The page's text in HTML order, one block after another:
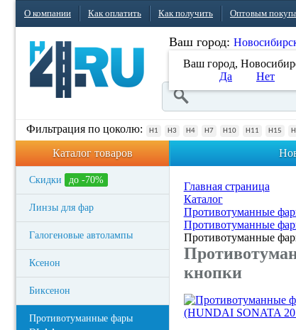
О компании Как оплатить Как получить Оптовым
Ваш город:
Ваш город,
Да
Нет
Фильтрация по цоколю: H1 H3 H4 H7 H10 H11 H15
Каталог товаров
Скидки до -70%
Линзы для фар
Галогеновые автолампы
Ксенон
Биксенон
Противотуманные фары
Главная страница
Каталог
Противотуманные
Противотуманные
Противотуманные
кнопки